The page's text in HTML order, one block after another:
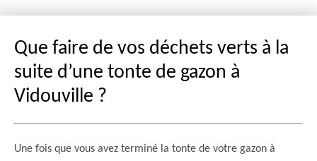
Que faire de vos déchets verts à la
suite d’une tonte de gazon à
Vidouville ?
Une fois que vous avez terminé la tonte de votre gazon à